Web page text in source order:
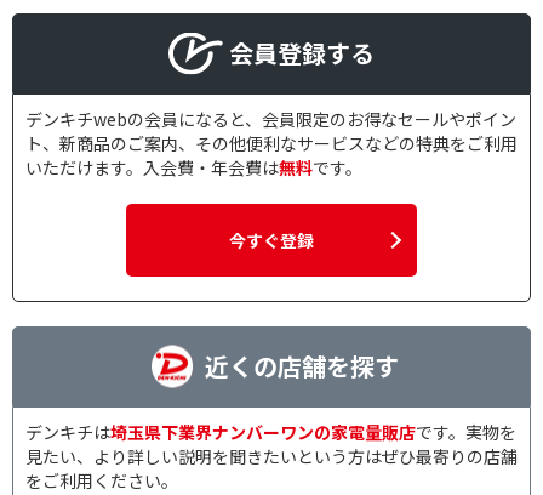
会員登録する
デンキチwebの会員になると、会員限定のお得なセールやポイン
ト、新商品のご案内、その他便利なサービスなどの特典をご利用
いただけます。入会費・年会費は無料です。
今すぐ登録
近くの店舗を探す
デンキチは埼玉県下業界ナンバーワンの家電量販店です。実物を
見たい、より詳しい説明を聞きたいという方はぜひ最寄りの店舗
をご利用ください。